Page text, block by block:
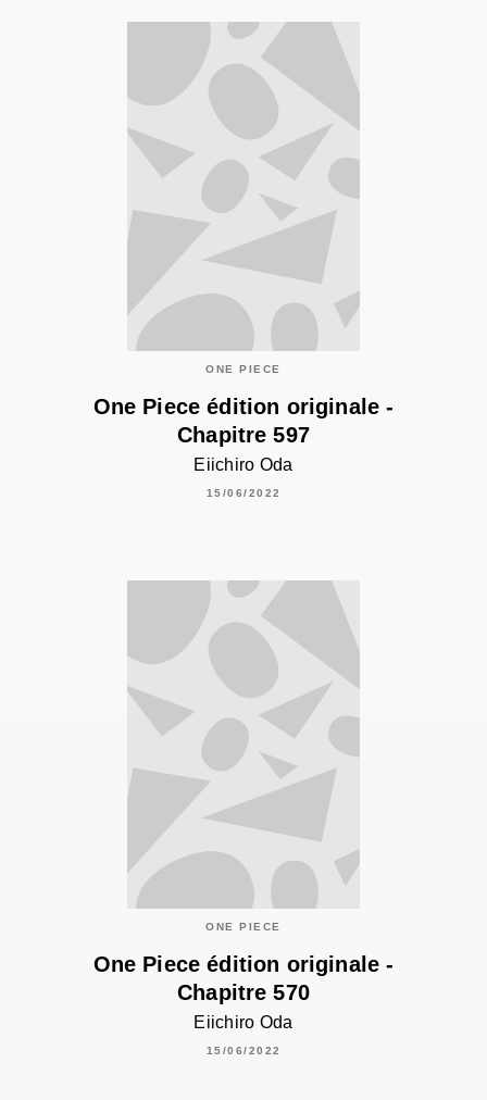
ONE PIECE
One Piece édition originale -
Chapitre 597
Eiichiro Oda
15/06/2022
ONE PIECE
One Piece édition originale -
Chapitre 570
Eiichiro Oda
15/06/2022